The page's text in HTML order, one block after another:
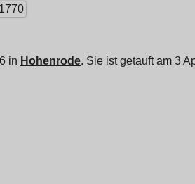
in Hohenrode. Sie ist getauft am 3